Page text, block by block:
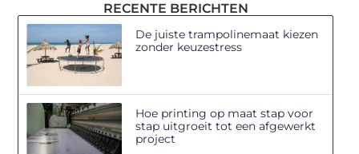
RECENTE BERICHTEN
De juiste trampolinemaat kiezen
zonder keuzestress
Hoe printing op maat stap voor
stap uitgroeit tot een afgewerkt
project